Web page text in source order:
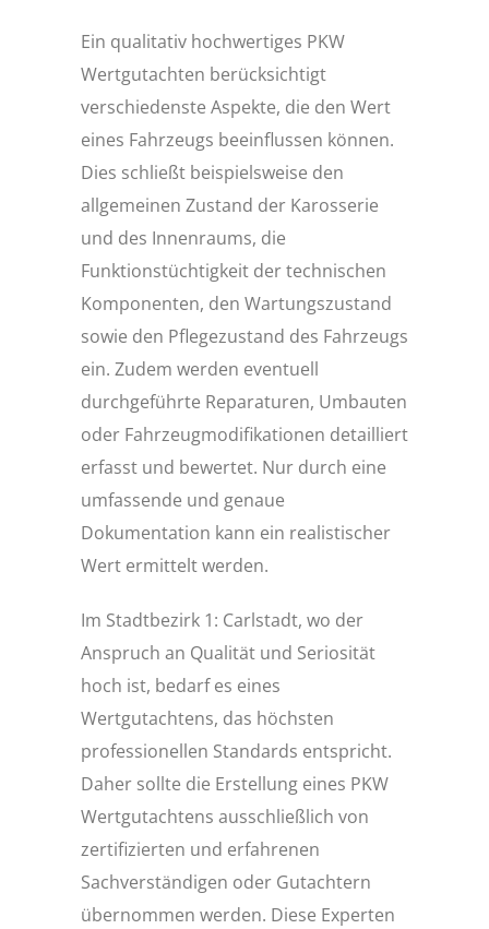
Ein qualitativ hochwertiges PKW
Wertgutachten berücksichtigt
verschiedenste Aspekte, die den Wert
eines Fahrzeugs beeinflussen können.
Dies schließt beispielsweise den
allgemeinen Zustand der Karosserie
und des Innenraums, die
Funktionstüchtigkeit der technischen
Komponenten, den Wartungszustand
sowie den Pflegezustand des Fahrzeugs
ein. Zudem werden eventuell
durchgeführte Reparaturen, Umbauten
oder Fahrzeugmodifikationen detailliert
erfasst und bewertet. Nur durch eine
umfassende und genaue
Dokumentation kann ein realistischer
Wert ermittelt werden.
Im Stadtbezirk 1: Carlstadt, wo der
Anspruch an Qualität und Seriosität
hoch ist, bedarf es eines
Wertgutachtens, das höchsten
professionellen Standards entspricht.
Daher sollte die Erstellung eines PKW
Wertgutachtens ausschließlich von
zertifizierten und erfahrenen
Sachverständigen oder Gutachtern
übernommen werden. Diese Experten